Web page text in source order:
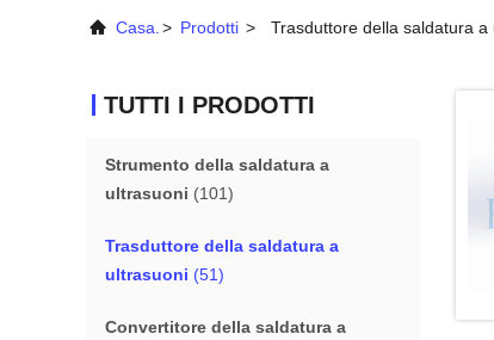
Casa. > Prodotti > Trasduttore della saldatura a
TUTTI I PRODOTTI
Strumento della saldatura a
ultrasuoni (101)
Trasduttore della saldatura a
ultrasuoni (51)
Convertitore della saldatura a